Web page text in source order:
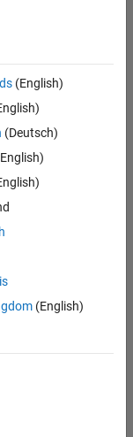
(English)
(Deutsch)
(English)